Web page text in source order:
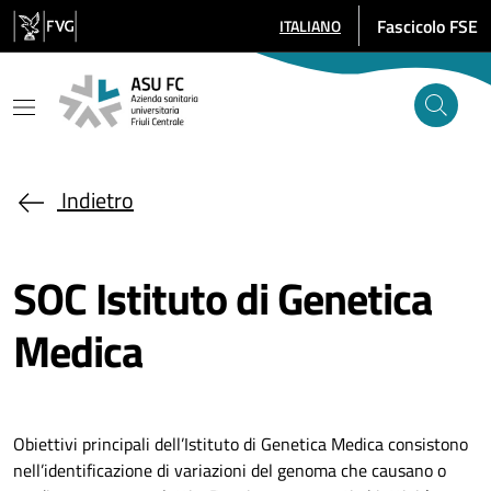
Salta al contenuto principale
SELEZIONE LINGUA: LINGUA
ITALIANO Fascicolo FSE
Indietro
SOC Istituto di Genetica
Medica
Obiettivi principali dell’Istituto di Genetica Medica consistono
nell’identificazione di variazioni del genoma che causano o